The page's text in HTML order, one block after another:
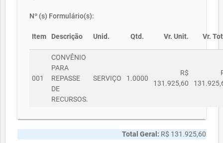
Nº (s) Formulário(s):
Item Descrição Unid. Qtd. Vr. Unit. Vr.
001
CONVÊNIO
PARA
REPASSE
DE
RECURSOS.
SERVIÇO 1.0000
R$
131.925,60
Total Geral: R$ 131.925,60